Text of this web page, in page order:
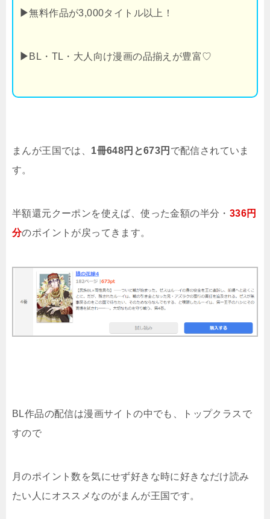
▶無料作品が3,000タイトル以上！
▶ BL・TL・大人向け漫画の品揃えが豊富♡
まんが王国では、 1冊648円と673円 で配信されていま
す。
半額還元クーポンを使えば、使った金額の半分・ 336円
分のポイントが戻ってきます。
BL作品の配信は漫画サイトの中でも、トップクラスで
すので
月のポイント数を気にせず好きな時に好きなだけ読み
たい人にオススメなのがまんが王国です。